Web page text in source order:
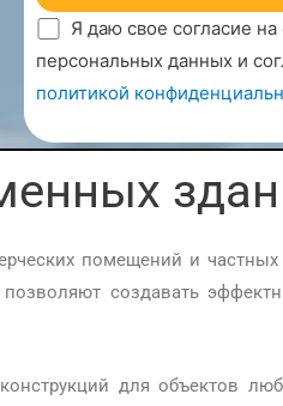
Я даю свое согласие на
персональных данных и
политикой
помещений и частных
создавать
для объектов